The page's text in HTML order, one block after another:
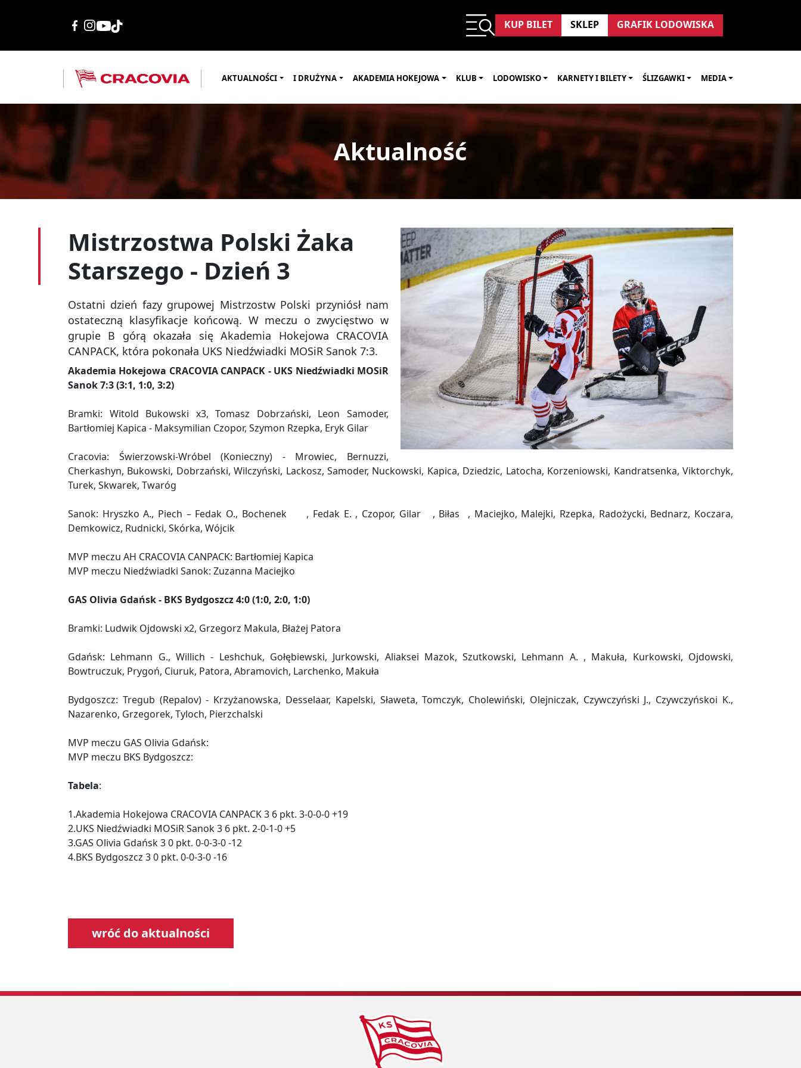
KUP BILET SKLEP GRAFIK LODOWISKA
AKTUALNOŚCI I DRUŻYNA AKADEMIA HOKEJOWA KLUB LODOWISKO KARNETY I BILETY ŚLIZGAWKI MEDIA
Aktualność
Mistrzostwa Polski Żaka
Starszego - Dzień 3
Ostatni dzień fazy grupowej Mistrzostw Polski przyniósł nam
ostateczną klasyfikacje końcową. W meczu o zwycięstwo w
grupie B górą okazała się Akademia Hokejowa CRACOVIA
CANPACK, która pokonała UKS Niedźwiadki MOSiR Sanok 7:3.
Akademia Hokejowa CRACOVIA CANPACK - UKS Niedźwiadki MOSiR
Sanok 7:3 (3:1, 1:0, 3:2)
Bramki: Witold Bukowski x3, Tomasz Dobrzański, Leon Samoder,
Bartłomiej Kapica - Maksymilian Czopor, Szymon Rzepka, Eryk Gilar
Cracovia: Świerzowski-Wróbel (Konieczny) - Mrowiec, Bernuzzi,
Cherkashyn, Bukowski, Dobrzański, Wilczyński, Lackosz, Samoder, Nuckowski, Kapica, Dziedzic, Latocha, Korzeniowski, Kandratsenka, Viktorchyk,
Turek, Skwarek, Twaróg
Sanok: Hryszko A., Piech – Fedak O., Bochenek , Fedak E. , Czopor, Gilar , Biłas , Maciejko, Malejki, Rzepka, Radożycki, Bednarz, Koczara,
Demkowicz, Rudnicki, Skórka, Wójcik
MVP meczu AH CRACOVIA CANPACK: Bartłomiej Kapica
MVP meczu Niedźwiadki Sanok: Zuzanna Maciejko
GAS Olivia Gdańsk - BKS Bydgoszcz 4:0 (1:0, 2:0, 1:0)
Bramki: Ludwik Ojdowski x2, Grzegorz Makula, Błażej Patora
Gdańsk: Lehmann G., Willich - Leshchuk, Gołębiewski, Jurkowski, Aliaksei Mazok, Szutkowski, Lehmann A. , Makuła, Kurkowski, Ojdowski,
Bowtruczuk, Prygoń, Ciuruk, Patora, Abramovich, Larchenko, Makuła
Bydgoszcz: Tregub (Repalov) - Krzyżanowska, Desselaar, Kapelski, Sławeta, Tomczyk, Cholewiński, Olejniczak, Czywczyński J., Czywczyńskoi K.,
Nazarenko, Grzegorek, Tyloch, Pierzchalski
MVP meczu GAS Olivia Gdańsk:
MVP meczu BKS Bydgoszcz:
Tabela:
1.Akademia Hokejowa CRACOVIA CANPACK 3 6 pkt. 3-0-0-0 +19
2.UKS Niedźwiadki MOSiR Sanok 3 6 pkt. 2-0-1-0 +5
3.GAS Olivia Gdańsk 3 0 pkt. 0-0-3-0 -12
4.BKS Bydgoszcz 3 0 pkt. 0-0-3-0 -16
wróć do aktualności